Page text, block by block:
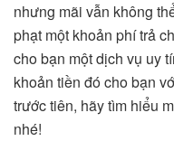
nhưng mãi vẫn không
phạt một khoản phí trả
cho bạn một dịch vụ uy
khoản tiền đó cho bạn
trước tiên, hãy tìm hiểu
nhé!